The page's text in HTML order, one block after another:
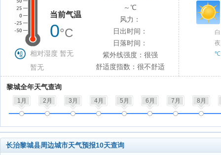
当前气温
0°C
相对湿度 暂无
暂无
～℃
风力：
日出时间：
日落时间：
紫外线强度：很强
舒适度指数：很不舒适
℃
黎城全年天气查询
1月 2月 3月 4月 5月 6月 7月 8月
长治黎城县周边城市天气预报10天查询